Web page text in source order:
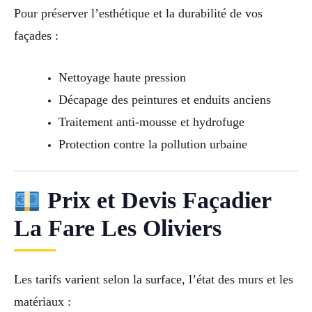
Pour préserver l’esthétique et la durabilité de vos
façades :
Nettoyage haute pression
Décapage des peintures et enduits anciens
Traitement anti-mousse et hydrofuge
Protection contre la pollution urbaine
Prix et Devis Façadier
La Fare Les Oliviers
Les tarifs varient selon la surface, l’état des murs et les
matériaux :